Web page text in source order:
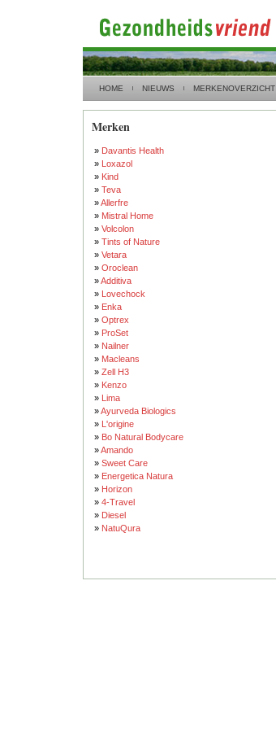
HOME NIEUWS MERKENOVERZICHT
Merken
» Davantis Health
» Loxazol
» Kind
» Teva
»Allerfre
» Mistral Home
» Volcolon
» Tints of Nature
» Vetara
» Oroclean
»Additiva
» Lovechock
» Enka
» Optrex
» ProSet
» Nailner
» Macleans
» Zell H3
» Kenzo
» Lima
»Ayurveda Biologics
» L'origine
» Bo Natural Bodycare
»Amando
» Sweet Care
» Energetica Natura
» Horizon
» 4-Travel
» Diesel
» NatuQura